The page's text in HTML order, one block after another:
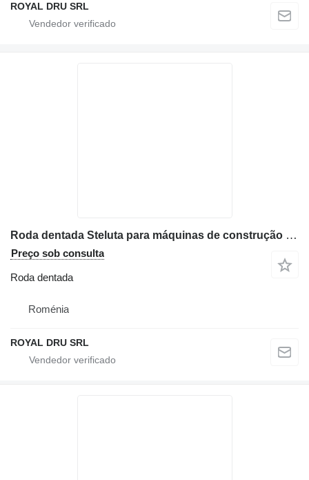
ROYAL DRU SRL
Roda dentada Steluta para máquinas de construção Volvo EC30
Preço sob consulta
Roda dentada
Roménia
ROYAL DRU SRL